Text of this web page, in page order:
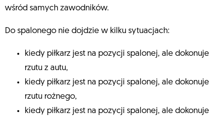
wśród samych zawodników.
Do spalonego nie dojdzie w kilku sytuacjach:
kiedy piłkarz jest na pozycji spalonej, ale dokonuje
rzutu z autu,
kiedy piłkarz jest na pozycji spalonej, ale dokonuje
rzutu rożnego,
kiedy piłkarz jest na pozycji spalonej, ale dokonuje